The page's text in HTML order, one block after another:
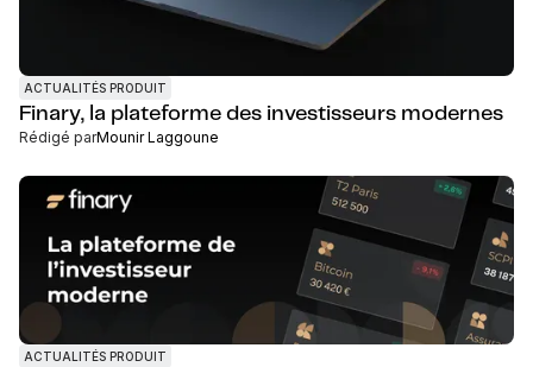
ACTUALITÉS PRODUIT
Finary, la plateforme des investisseurs modernes
Rédigé parMounir Laggoune
ACTUALITÉS PRODUIT